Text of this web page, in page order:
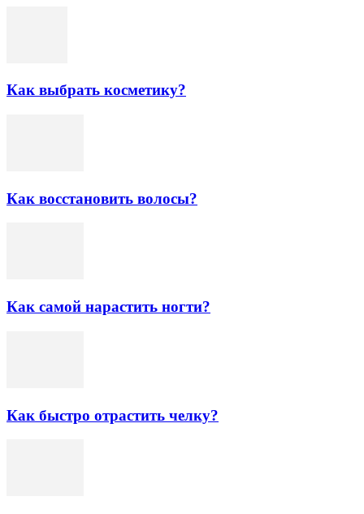
Как выбрать косметику?
Как восстановить волосы?
Как самой нарастить ногти?
Как быстро отрастить челку?